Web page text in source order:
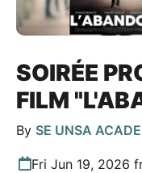
SOIRÉE
FILM
By SE UNSA
Fri Jun 19, 2026